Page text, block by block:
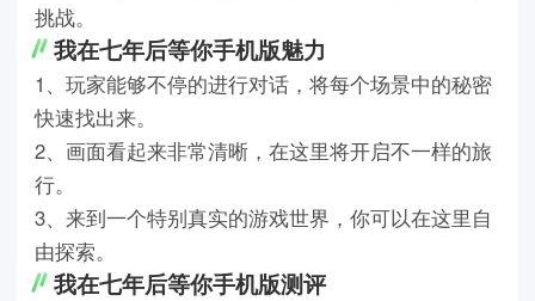
挑战。
我在七年后等你手机版魅力
1、玩家能够不停的进行对话，将每个场景中的秘密
快速找出来。
2、画面看起来非常清晰，在这里将开启不一样的旅
行。
3、来到一个特别真实的游戏世界，你可以在这里自
由探索。
我在七年后等你手机版测评